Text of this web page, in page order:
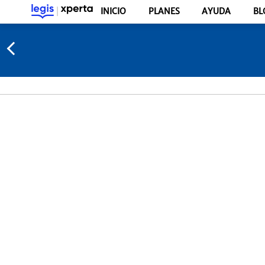
INICIO PLANES AYUDA